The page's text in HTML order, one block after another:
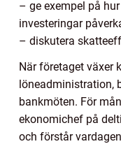
– ge exempel på
investeringar
– diskutera
När företaget växer
löneadministration,
bankmöten. För
ekonomichef på
och förstår